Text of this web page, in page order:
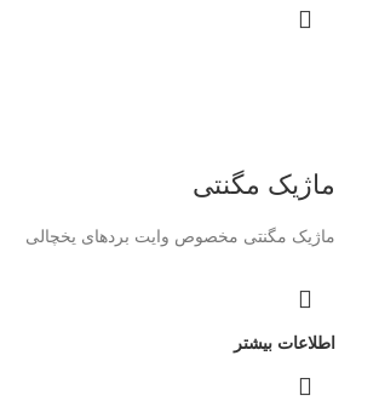
ماژیک مگنتی
ماژیک مگنتی مخصوص وایت بردهای یخچالی
اطلاعات بیشتر